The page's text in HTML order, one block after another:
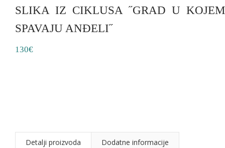
SLIKA IZ CIKLUSA ˝GRAD U KOJEM
SPAVAJU ANĐELI˝
130€
Detalji proizvoda Dodatne informacije